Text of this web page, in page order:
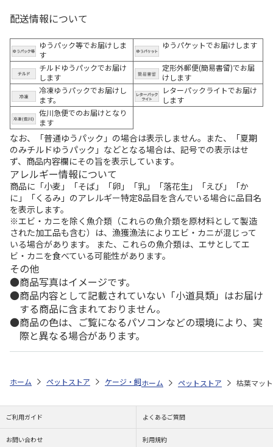
配送情報について
ゆうパック等でお届けしま
す
ゆうパケットでお届けします
チルドゆうパックでお届け
します
定形外郵便(簡易書留)でお届
けします
冷凍ゆうパックでお届けし
ます。
レターパックライトでお届け
します
佐川急便でのお届けとなり
ます
なお、「普通ゆうパック」の場合は表示しません。また、「夏期
のみチルドゆうパック」などとなる場合は、記号での表示はせ
ず、商品内容欄にその旨を表示しています。
アレルギー情報について
商品に「小麦」「そば」「卵」「乳」「落花生」「えび」「か
に」「くるみ」のアレルギー特定8品目を含んでいる場合に品目名
を表示します。
※エビ・カニを除く魚介類（これらの魚介類を原材料として製造
された加工品も含む）は、漁獲漁法によりエビ・カニが混じって
いる場合があります。 また、これらの魚介類は、エサとしてエ
ビ・カニを食べている可能性があります。
その他
商品写真はイメージです。
商品内容として記載されていない「小道具類」はお届け
する商品に含まれておりません。
商品の色は、ご覧になるパソコンなどの環境により、実
際と異なる場合があります。
ホーム ペットストア ケージ・飼育その他用品 マット・床材（昆虫
ホーム ペットストア 枯葉マット
ご利用ガイド よくあるご質問
お問い合わせ 利用規約